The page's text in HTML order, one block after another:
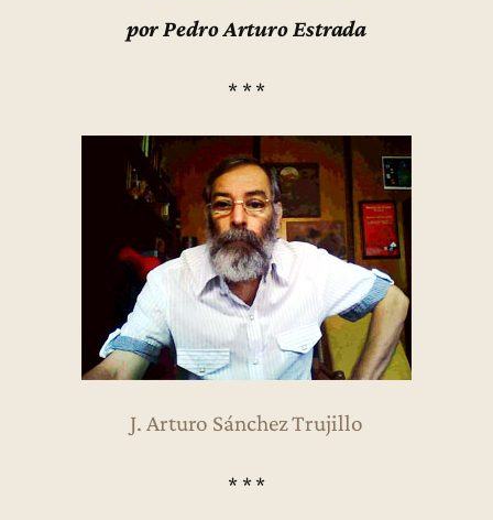
por Pedro Arturo Estrada
* * *
J. Arturo Sánchez Trujillo
* * *